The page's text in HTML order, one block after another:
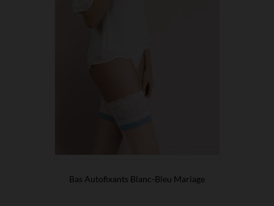
Bas Autofixants Blanc-Bleu Mariage